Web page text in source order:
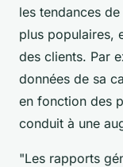
les tendances
plus populaires,
des clients. Par
données de sa
en fonction des
conduit à une
"Les rapports